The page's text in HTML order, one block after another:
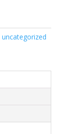
uncategorized